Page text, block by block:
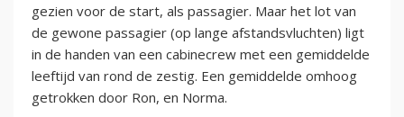
gezien voor de start, als passagier. Maar het lot van
de gewone passagier (op lange afstandsvluchten) ligt
in de handen van een cabinecrew met een gemiddelde
leeftijd van rond de zestig. Een gemiddelde omhoog
getrokken door Ron, en Norma.